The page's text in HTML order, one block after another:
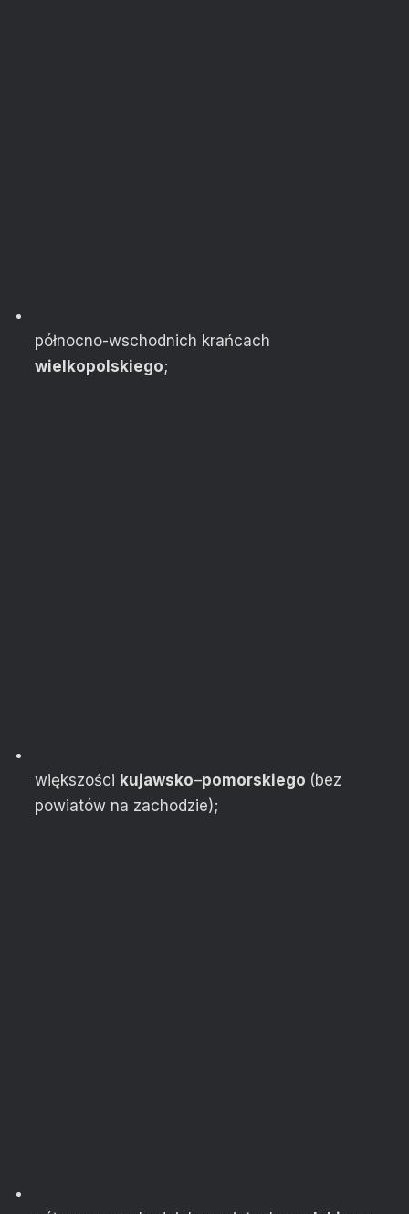
północno-wschodnich krańcach
wielkopolskiego;
większości kujawsko–pomorskiego (bez
powiatów na zachodzie);